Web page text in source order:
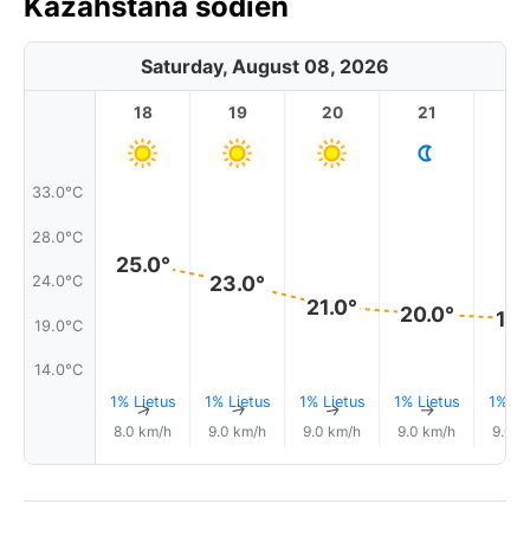
Saturday, August 08, 2026
33.0°C
28.0°C
24.0°C
19.0°C
14.0°C
18
25.0°
1% Lietus
↑
8.0 km/h
19
23.0°
1% Lietus
↑
9.0 km/h
20
21.0°
1% Lietus
↑
9.0 km/h
21
20.0°
1% Lietus
↑
9.0 km/h
1%
9.0